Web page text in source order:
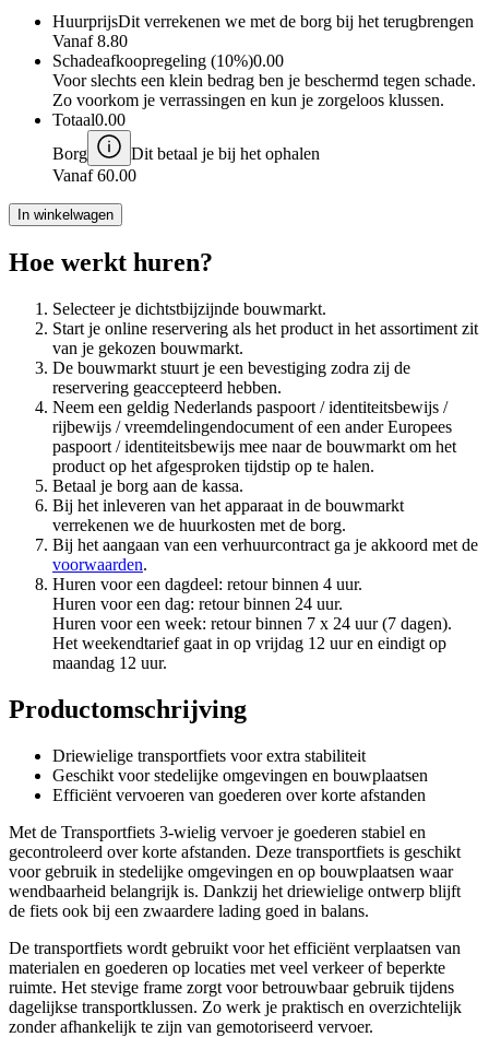
HuurprijsDit verrekenen we met de borg bij het terugbrengen
Vanaf 8.80
Schadeafkoopregeling (10%)0.00
Voor slechts een klein bedrag ben je beschermd tegen schade.
Zo voorkom je verrassingen en kun je zorgeloos klussen.
Totaal0.00
Borg
Dit betaal je bij het ophalen
Vanaf 60.00
In winkelwagen
Hoe werkt huren?
Selecteer je dichtstbijzijnde bouwmarkt.
Start je online reservering als het product in het assortiment zit
van je gekozen bouwmarkt.
De bouwmarkt stuurt je een bevestiging zodra zij de
reservering geaccepteerd hebben.
Neem een geldig Nederlands paspoort / identiteitsbewijs /
rijbewijs / vreemdelingendocument of een ander Europees
paspoort / identiteitsbewijs mee naar de bouwmarkt om het
product op het afgesproken tijdstip op te halen.
Betaal je borg aan de kassa.
Bij het inleveren van het apparaat in de bouwmarkt
verrekenen we de huurkosten met de borg.
Bij het aangaan van een verhuurcontract ga je akkoord met de
voorwaarden.
Huren voor een dagdeel: retour binnen 4 uur.
Huren voor een dag: retour binnen 24 uur.
Huren voor een week: retour binnen 7 x 24 uur (7 dagen).
Het weekendtarief gaat in op vrijdag 12 uur en eindigt op
maandag 12 uur.
Productomschrijving
Driewielige transportfiets voor extra stabiliteit
Geschikt voor stedelijke omgevingen en bouwplaatsen
Efficiënt vervoeren van goederen over korte afstanden
Met de Transportfiets 3-wielig vervoer je goederen stabiel en
gecontroleerd over korte afstanden. Deze transportfiets is geschikt
voor gebruik in stedelijke omgevingen en op bouwplaatsen waar
wendbaarheid belangrijk is. Dankzij het driewielige ontwerp blijft
de fiets ook bij een zwaardere lading goed in balans.
De transportfiets wordt gebruikt voor het efficiënt verplaatsen van
materialen en goederen op locaties met veel verkeer of beperkte
ruimte. Het stevige frame zorgt voor betrouwbaar gebruik tijdens
dagelijkse transportklussen. Zo werk je praktisch en overzichtelijk
zonder afhankelijk te zijn van gemotoriseerd vervoer.